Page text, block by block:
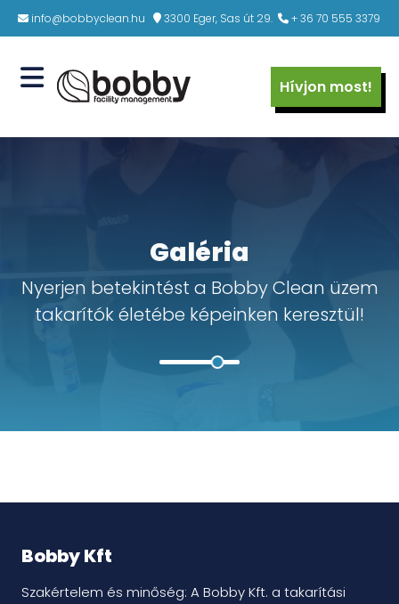
info@bobbyclean.hu 3300 Eger, Sas út 29. + 36 70 555 3379
Rólunk
Bemutatkozás
Galéria
gyárak ipari takarítása
üzletközpontok, plázák
fertőtlenítés
épületek takarítása
Hívjon most!
Galéria
Nyerjen betekintést a Bobby Clean üzem
takarítók életébe képeinken keresztül!
Bobby Kft
Szakértelem és minőség: A Bobby Kft. a takarítási